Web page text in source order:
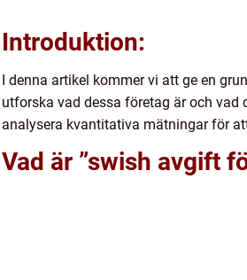
Introduktion:
I denna artikel kommer vi att ge en
utforska vad dessa företag är och vad
analysera kvantitativa mätningar för
Vad är ”swish avgift